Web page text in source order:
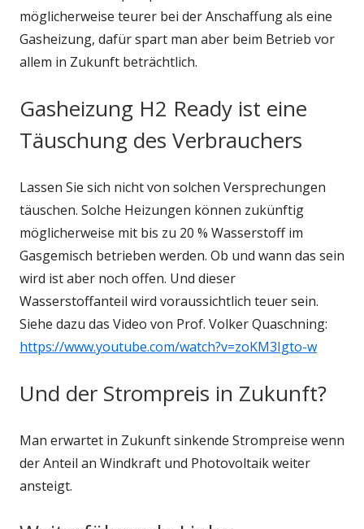
möglicherweise teurer bei der Anschaffung als eine
Gasheizung, dafür spart man aber beim Betrieb vor
allem in Zukunft beträchtlich.
Gasheizung H2 Ready ist eine
Täuschung des Verbrauchers
Lassen Sie sich nicht von solchen Versprechungen
täuschen. Solche Heizungen können zukünftig
möglicherweise mit bis zu 20 % Wasserstoff im
Gasgemisch betrieben werden. Ob und wann das sein
wird ist aber noch offen. Und dieser
Wasserstoffanteil wird voraussichtlich teuer sein.
Siehe dazu das Video von Prof. Volker Quaschning:
https://www.youtube.com/watch?v=zoKM3Igto-w
Und der Strompreis in Zukunft?
Man erwartet in Zukunft sinkende Strompreise wenn
der Anteil an Windkraft und Photovoltaik weiter
ansteigt.